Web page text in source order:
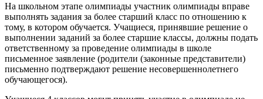
На школьном этапе олимпиады участник олимпиады вправе
выполнять задания за более старший класс по отношению к
тому, в котором обучается. Учащиеся, принявшие решение о
выполнении заданий за более старшие классы, должны подать
ответственному за проведение олимпиады в школе
письменное заявление (родители (законные представители)
письменно подтверждают решение несовершеннолетнего
обучающегося).